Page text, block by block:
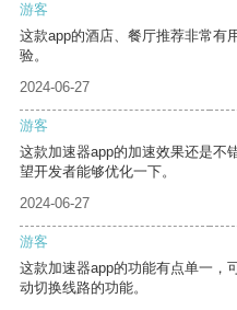
游客
这款app的酒店、餐厅推荐非常有
验。
2024-06-27
游客
这款加速器app的加速效果还是不
望开发者能够优化一下。
2024-06-27
游客
这款加速器app的功能有点单一，
动切换线路的功能。